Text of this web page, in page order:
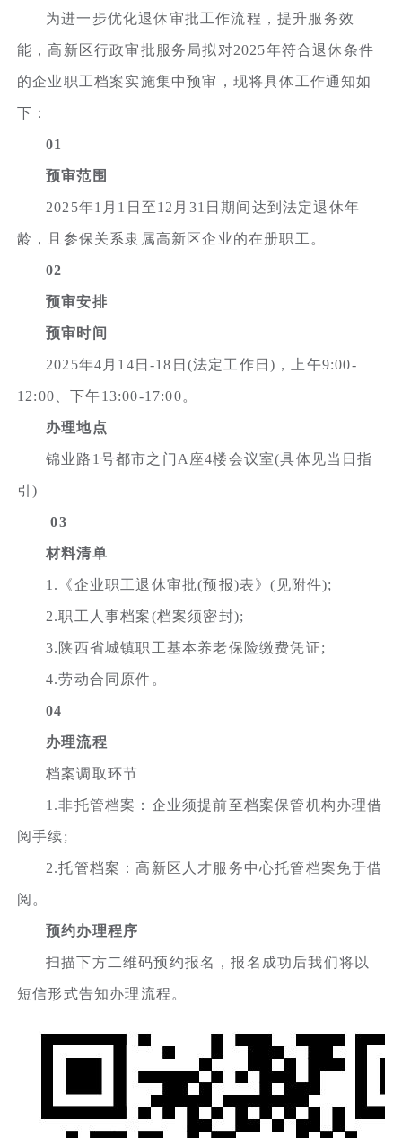
为进一步优化退休审批工作流程，提升服务效
能，高新区行政审批服务局拟对2025年符合退休条件
的企业职工档案实施集中预审，现将具体工作通知如
下：
01
预审范围
2025年1月1日至12月31日期间达到法定退休年
龄，且参保关系隶属高新区企业的在册职工。
02
预审安排
预审时间
2025年4月14日-18日(法定工作日)，上午9:00-
12:00、下午13:00-17:00。
办理地点
锦业路1号都市之门A座4楼会议室(具体见当日指
引)
03
材料清单
1.《企业职工退休审批(预报)表》(见附件);
2.职工人事档案(档案须密封);
3.陕西省城镇职工基本养老保险缴费凭证;
4.劳动合同原件。
04
办理流程
档案调取环节
1.非托管档案：企业须提前至档案保管机构办理借
阅手续;
2.托管档案：高新区人才服务中心托管档案免于借
阅。
预约办理程序
扫描下方二维码预约报名，报名成功后我们将以
短信形式告知办理流程。